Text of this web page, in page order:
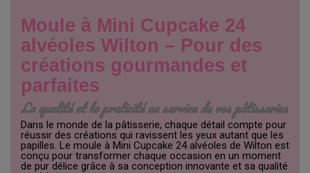
Moule à Mini Cupcake 24
alvéoles Wilton – Pour des
créations gourmandes et
parfaites
La qualité et la praticité au service de vos pâtisseries
Dans le monde de la pâtisserie, chaque détail compte pour
réussir des créations qui ravissent les yeux autant que les
papilles. Le moule à Mini Cupcake 24 alvéoles de Wilton est
conçu pour transformer chaque occasion en un moment
de pur délice grâce à sa conception innovante et sa qualité